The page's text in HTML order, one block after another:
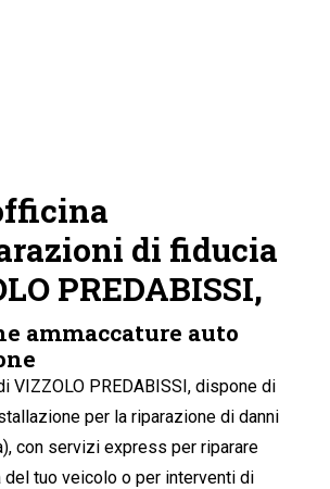
di fiducia
PREDABISSI,
ammaccature auto
VIZZOLO PREDABISSI, dispone di
per la riparazione di danni
con servizi express per riparare
del tuo veicolo o per interventi di